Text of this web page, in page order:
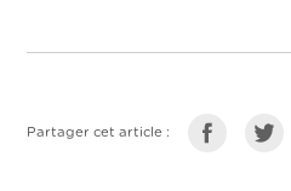
Partager cet article :